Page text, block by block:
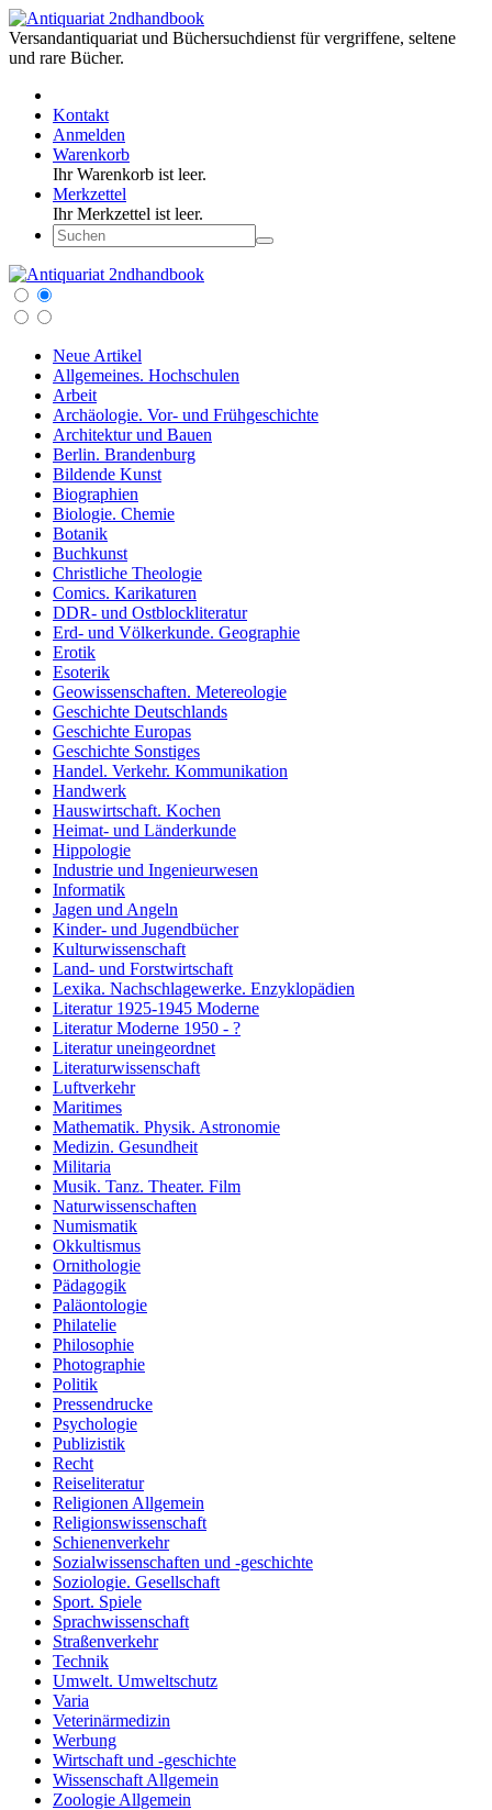
Versandantiquariat und Büchersuchdienst für vergriffene, seltene
und rare Bücher.
Kontakt
Anmelden
Warenkorb
Ihr Warenkorb ist leer.
Merkzettel
Ihr Merkzettel ist leer.
Neue Artikel
Allgemeines. Hochschulen
Arbeit
Archäologie. Vor- und Frühgeschichte
Architektur und Bauen
Berlin. Brandenburg
Bildende Kunst
Biographien
Biologie. Chemie
Botanik
Buchkunst
Christliche Theologie
Comics. Karikaturen
DDR- und Ostblockliteratur
Erd- und Völkerkunde. Geographie
Erotik
Esoterik
Geowissenschaften. Metereologie
Geschichte Deutschlands
Geschichte Europas
Geschichte Sonstiges
Handel. Verkehr. Kommunikation
Handwerk
Hauswirtschaft. Kochen
Heimat- und Länderkunde
Hippologie
Industrie und Ingenieurwesen
Informatik
Jagen und Angeln
Kinder- und Jugendbücher
Kulturwissenschaft
Land- und Forstwirtschaft
Lexika. Nachschlagewerke. Enzyklopädien
Literatur 1925-1945 Moderne
Literatur Moderne 1950 - ?
Literatur uneingeordnet
Literaturwissenschaft
Luftverkehr
Maritimes
Mathematik. Physik. Astronomie
Medizin. Gesundheit
Militaria
Musik. Tanz. Theater. Film
Naturwissenschaften
Numismatik
Okkultismus
Ornithologie
Pädagogik
Paläontologie
Philatelie
Philosophie
Photographie
Politik
Pressendrucke
Psychologie
Publizistik
Recht
Reiseliteratur
Religionen Allgemein
Religionswissenschaft
Schienenverkehr
Sozialwissenschaften und -geschichte
Soziologie. Gesellschaft
Sport. Spiele
Sprachwissenschaft
Straßenverkehr
Technik
Umwelt. Umweltschutz
Varia
Veterinärmedizin
Werbung
Wirtschaft und -geschichte
Wissenschaft Allgemein
Zoologie Allgemein